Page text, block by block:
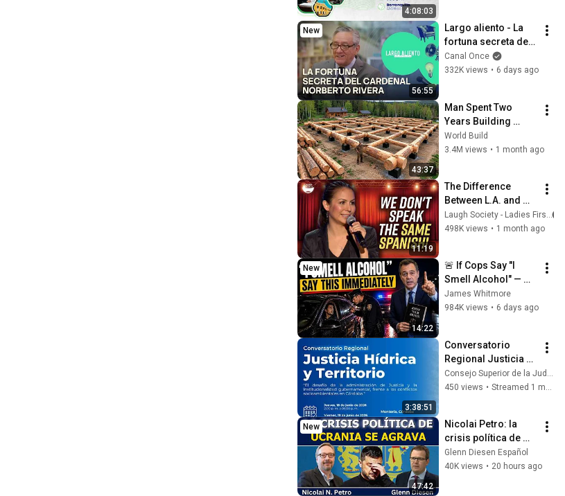
4:08:03
56:55
New
Largo aliento - La
fortuna secreta del
Cardenal Norberto
Rivera (01/08/2026)
Canal Once
332K views • 6 days ago
43:37
Man Spent Two
Years Building
HUGE Wooden
House for his
@bjornbrenton
World Build
3.4M views • 1 month ago
11:19
The Difference
Between L.A. and
Florida Latinos |
Anjelah Johnson
Laugh Society - Ladies First
498K views • 1 month ago
14:22
New
🚨 If Cops Say "I
Smell Alcohol" —
Say THIS
Immediately (It's a
James Whitmore
984K views • 6 days ago
3:38:51
Conversatorio
Regional Justicia
Hídrica y Territorio
450 views •
47:42
New
Nicolai Petro: la
crisis política de
Ucrania se agrava
Glenn Diesen Español
40K views • 20 hours ago